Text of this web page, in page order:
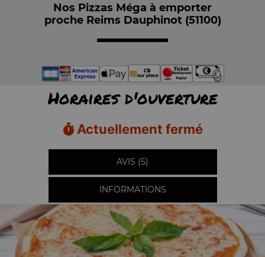
Nos Pizzas Méga à emporter
proche Reims Dauphinot (51100)
Horaires d'ouverture
Actuellement fermé
AVIS (5)
INFORMATIONS